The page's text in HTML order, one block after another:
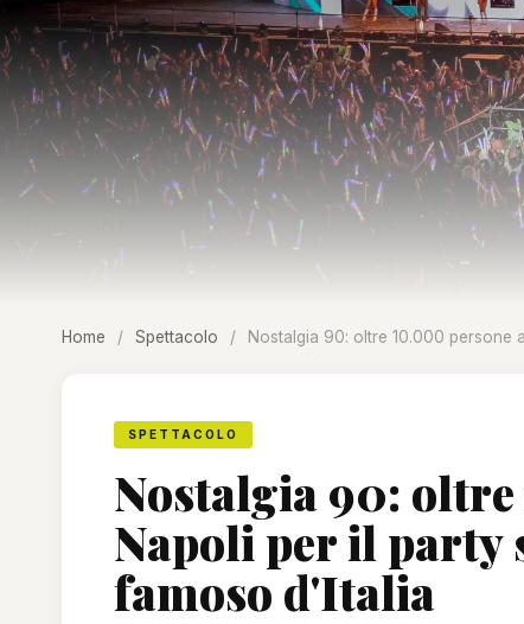
Home / Spettacolo / Nostalgia 90: oltre 10.000 persone
SPETTACOLO
Nostalgia 90:
Napoli per il party
famoso d'Italia